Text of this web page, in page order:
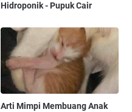
Hidroponik - Pupuk Cair
Arti Mimpi Membuang Anak